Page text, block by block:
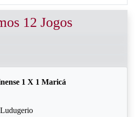
12 Jogos
1 X 1 Maricá